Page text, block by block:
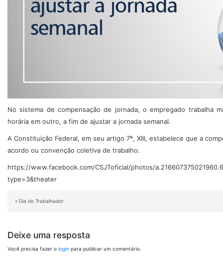
No sistema de compensação de jornada, o empregado trabalha
horária em outro, a fim de ajustar a jornada semanal.
A Constituição Federal, em seu artigo 7º, XIII, estabelece que a
acordo ou convenção coletiva de trabalho.
https://www.facebook.com/CSJToficial/photos/
type=3&theater
« Dia do Trabalhador
Deixe uma resposta
Você precisa fazer o login para publicar um comentário.